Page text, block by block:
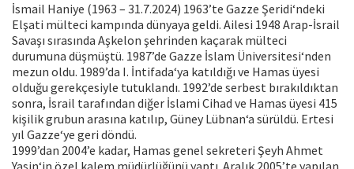
İsmail Haniye (1963 – 31.7.2024) 1963’te Gazze Şeridi‘ndeki
Elşati mülteci kampında dünyaya geldi. Ailesi 1948 Arap-İsrail
Savaşı sırasında Aşkelon şehrinden kaçarak mülteci
durumuna düşmüştü. 1987’de Gazze İslam Üniversitesi‘nden
mezun oldu. 1989’da I. İntifada‘ya katıldığı ve Hamas üyesi
olduğu gerekçesiyle tutuklandı. 1992’de serbest bırakıldıktan
sonra, İsrail tarafından diğer İslami Cihad ve Hamas üyesi 415
kişilik grubun arasına katılıp, Güney Lübnan‘a sürüldü. Ertesi
yıl Gazze‘ye geri döndü.
1999’dan 2004’e kadar, Hamas genel sekreteri Şeyh Ahmet